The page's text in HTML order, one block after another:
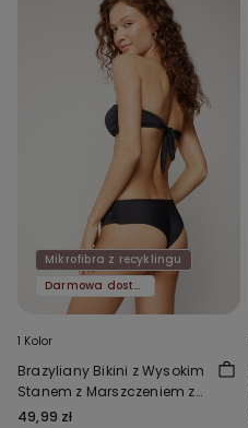
Mikrofibra z recyklingu
Darmowa dostawa
1 Kolor
Brazyliany Bikini z Wysokim
Stanem z Marszczeniem z
Mikrofibry z Recyklingu
49,99 zł